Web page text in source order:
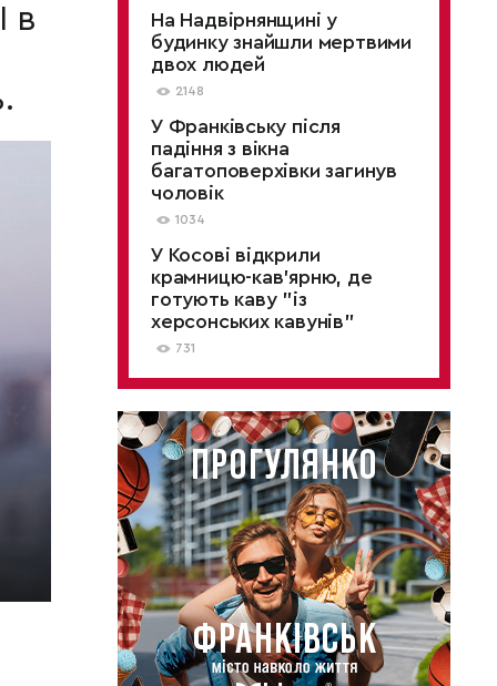
в
На Надвірнянщині у
будинку знайшли мертвими
двох людей
2148
У Франківську після
падіння з вікна
багатоповерхівки загинув
чоловік
1034
У Косові відкрили
крамницю-кав'ярню, де
готують каву "із
херсонських кавунів"
731